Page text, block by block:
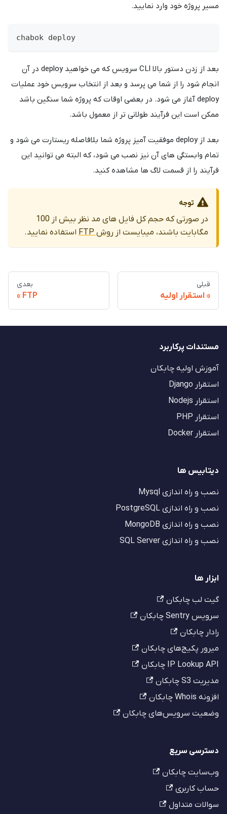
مسیر پروژه خود وارد نمایید.
chabok deploy
بعد از زدن دستور بالا CLI سرویس که می خواهید deploy در آن
انجام شود را از شما می پرسد و بعد از انتخاب سرویس خود عملیات
deploy آغاز می شود. در بعضی اوقات که پروژه شما سنگین باشد
ممکن است این فرآیند طولانی تر از معمول باشد.
بعد از deploy موفقیت آمیز پروژه شما بلافاصله ریستارت می شود و
تمام وابستگی های آن نیز نصب می شود، که البته می توانید این
فرآیند را از قسمت لاگ ها مشاهده کنید.
توجه
در صورتی که حجم کل فایل های مد نظر بیش از 100
مگابایت باشند، میبایست از روش FTP استفاده نمایید.
قبلی
استقرار اولیه
بعدی
FTP
مستندات پرکاربرد
آموزش اولیه چابکان
استقرار Django
استقرار Nodejs
استقرار PHP
استقرار Docker
دیتابیس ها
نصب و راه اندازی Mysql
نصب و راه اندازی PostgreSQL
نصب و راه اندازی MongoDB
نصب و راه اندازی SQL Server
ابزار ها
گیت لب چابکان
سرویس Sentry چابکان
رادار چابکان
میرور پکیج‌های چابکان
IP Lookup API چابکان
مدیریت S3 چابکان
افزونه Whois چابکان
وضعیت سرویس‌های چابکان
دسترسی سریع
وب‌سایت چابکان
حساب کاربری
سوالات متداول